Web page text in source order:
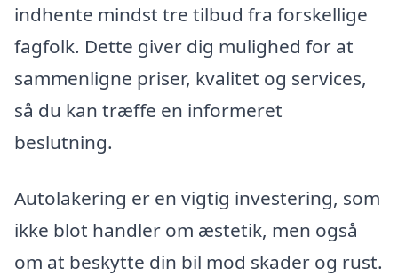
indhente mindst tre tilbud fra forskellige
fagfolk. Dette giver dig mulighed for at
sammenligne priser, kvalitet og services,
så du kan træffe en informeret
beslutning.
Autolakering er en vigtig investering, som
ikke blot handler om æstetik, men også
om at beskytte din bil mod skader og rust.